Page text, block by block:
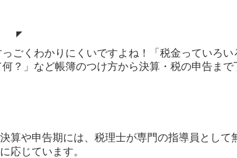
ごくわかりにくいですよね！「税金っていろ
？」など帳簿のつけ方から決算・税の申告まで
決算や申告期には、税理士が専門の指導員として
に応じています。